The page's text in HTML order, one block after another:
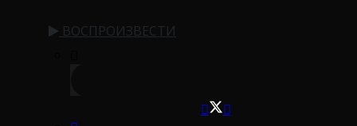
ВОСПРОИЗВЕСТИ